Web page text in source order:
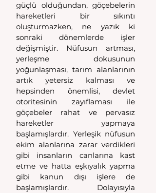
güçlü olduğundan, göçebelerin
hareketleri bir sıkıntı
oluşturmazken, ne yazık ki
sonraki dönemlerde işler
değişmiştir. Nüfusun artması,
yerleşme dokusunun
yoğunlaşması, tarım alanlarının
artık yetersiz kalması ve
hepsinden önemlisi, devlet
otoritesinin zayıflaması ile
göçebeler rahat ve pervasız
hareketler yapmaya
başlamışlardır. Yerleşik nüfusun
ekim alanlarına zarar verdikleri
gibi insanların canlarına kast
etme ve hatta eşkıyalık yapma
gibi kanun dışı işlere de
başlamışlardır. Dolayısıyla